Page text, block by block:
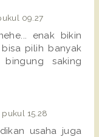
09.27
enak bikin
pilih banyak
saking
pukul 15.28
usaha juga